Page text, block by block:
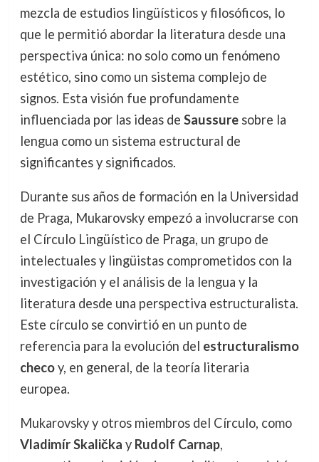
mezcla de estudios lingüísticos y filosóficos, lo
que le permitió abordar la literatura desde una
perspectiva única: no solo como un fenómeno
estético, sino como un sistema complejo de
signos. Esta visión fue profundamente
influenciada por las ideas de Saussuresobre la
lengua como un sistema estructural de
significantes y significados.
Durante sus años de formación en la Universidad
de Praga, Mukarovsky empezó a involucrarse con
el Círculo Lingüístico de Praga, un grupo de
intelectuales y lingüistas comprometidos con la
investigación y el análisis de la lengua y la
literatura desde una perspectiva estructuralista.
Este círculo se convirtió en un punto de
referencia para la evolución del estructuralismo
checoy, en general, de la teoría literaria
europea.
Mukarovsky y otros miembros del Círculo, como
Vladimír Skalička y Rudolf Carnap,